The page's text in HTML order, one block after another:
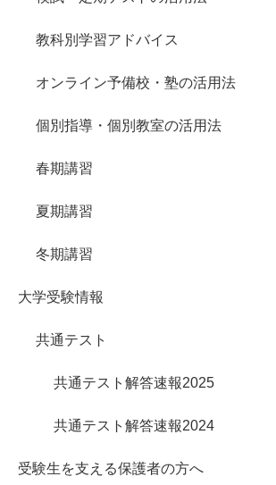
教科別学習アドバイス
オンライン予備校・塾の活用法
個別指導・個別教室の活用法
春期講習
夏期講習
冬期講習
大学受験情報
共通テスト
共通テスト解答速報2025
共通テスト解答速報2024
受験生を支える保護者の方へ